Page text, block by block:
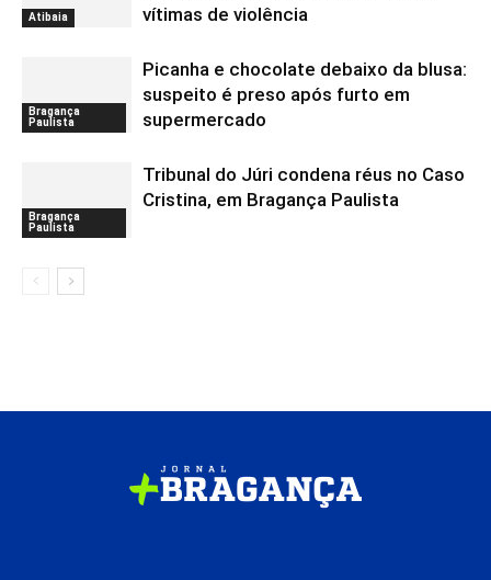
Atibaia
vítimas de violência
Bragança
Paulista
Picanha e chocolate debaixo da blusa:
suspeito é preso após furto em
supermercado
Bragança
Paulista
Tribunal do Júri condena réus no Caso
Cristina, em Bragança Paulista